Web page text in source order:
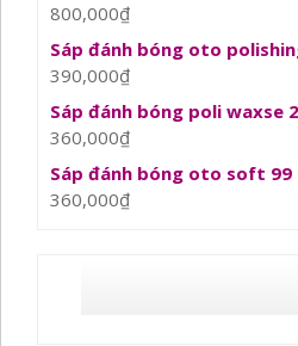
800,000₫
Sáp đánh bóng oto
390,000₫
Sáp đánh bóng poli waxse
360,000₫
Sáp đánh bóng oto soft 99
360,000₫